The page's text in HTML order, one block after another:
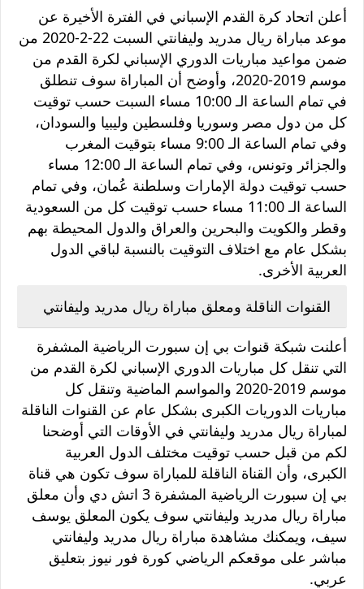
أعلن اتحاد كرة القدم الإسباني في الفترة الأخيرة عن
موعد مباراة ريال مدريد وليفانتي السبت 22-2-2020 من
ضمن مواعيد مباريات الدوري الإسباني لكرة القدم من
موسم 2019-2020، وأوضح أن المباراة سوف تنطلق
في تمام الساعة الـ 10:00 مساء السبت حسب توقيت
كل من دول مصر وسوريا وفلسطين وليبيا والسودان،
وفي تمام الساعة الـ 9:00 مساء بتوقيت المغرب
والجزائر وتونس، وفي تمام الساعة الـ 12:00 مساء
حسب توقيت دولة الإمارات وسلطنة عُمان، وفي تمام
الساعة الـ 11:00 مساء حسب توقيت كل من السعودية
وقطر والكويت والبحرين والعراق والدول المحيطة بهم
بشكل عام مع اختلاف التوقيت بالنسبة لباقي الدول
العربية الأخرى.
القنوات الناقلة ومعلق مباراة ريال مدريد وليفانتي
أعلنت شبكة قنوات بي إن سبورت الرياضية المشفرة
التي تنقل كل مباريات الدوري الإسباني لكرة القدم من
موسم 2019-2020 والمواسم الماضية وتنقل كل
مباريات الدوريات الكبرى بشكل عام عن القنوات الناقلة
لمباراة ريال مدريد وليفانتي في الأوقات التي أوضحنا
لكم من قبل حسب توقيت مختلف الدول العربية
الكبرى، وأن القناة الناقلة للمباراة سوف تكون هي قناة
بي إن سبورت الرياضية المشفرة 3 اتش دي وأن معلق
مباراة ريال مدريد وليفانتي سوف يكون المعلق يوسف
سيف، ويمكنك مشاهدة مباراة ريال مدريد وليفانتي
مباشر على موقعكم الرياضي كورة فور نيوز بتعليق
عربي.